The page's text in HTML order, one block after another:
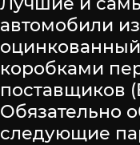
автомобили
коробками
поставщиков
Обязательно
следующие